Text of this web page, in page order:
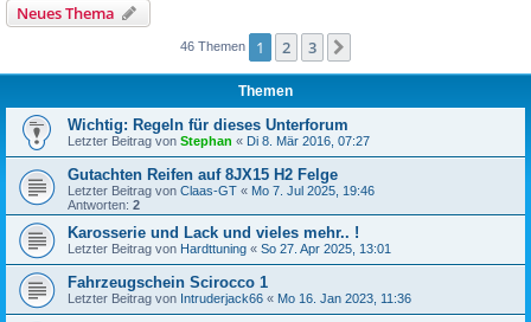
Neues Thema
46 Themen 1 2 3
Themen
Wichtig: Regeln für dieses Unterforum
Letzter Beitrag von Stephan « Di 8. Mär 2016, 07:27
Gutachten Reifen auf 8JX15 H2 Felge
Letzter Beitrag von Claas-GT « Mo 7. Jul 2025, 19:46
Antworten: 2
Karosserie und Lack und vieles mehr.. !
Letzter Beitrag von Hardttuning « So 27. Apr 2025, 13:01
Fahrzeugschein Scirocco 1
Letzter Beitrag von Intruderjack66 « Mo 16. Jan 2023, 11:36